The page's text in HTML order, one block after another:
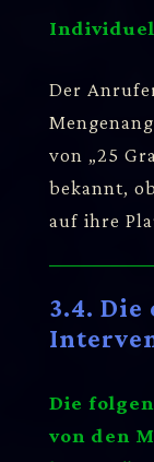
Der
von „25
bekannt,
auf ihre
3.4.
Die
von den